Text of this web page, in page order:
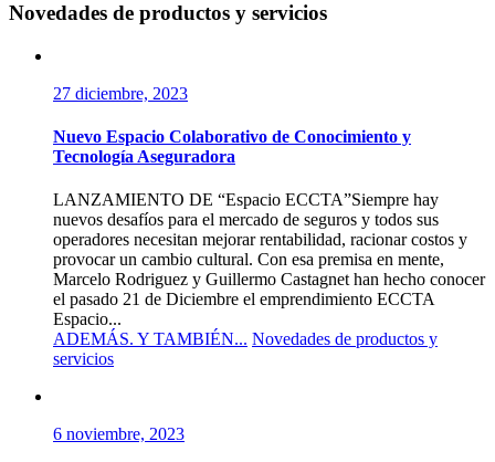
Novedades de productos y servicios
27 diciembre, 2023
Nuevo Espacio Colaborativo de Conocimiento y
Tecnología Aseguradora
LANZAMIENTO DE “Espacio ECCTA”Siempre hay
nuevos desafíos para el mercado de seguros y todos sus
operadores necesitan mejorar rentabilidad, racionar costos y
provocar un cambio cultural. Con esa premisa en mente,
Marcelo Rodriguez y Guillermo Castagnet han hecho conocer
el pasado 21 de Diciembre el emprendimiento ECCTA
Espacio...
ADEMÁS. Y TAMBIÉN... Novedades de productos y
servicios
6 noviembre, 2023